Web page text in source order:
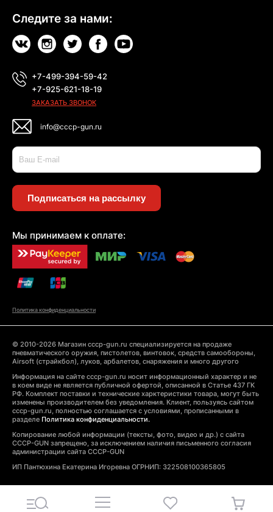
Следите за нами:
+7-499-394-59-42
+7-925-621-18-19
ЗАКАЗАТЬ ЗВОНОК
info@cccp-gun.ru
Подписаться на рассылку
Мы принимаем к оплате:
Политика конфиденциальности
© 2010-2026 Магазин cccp-gun.ru специализируется на продаже
пневматического оружия, пистолетов, винтовок, средств самообороны,
Airsoft (страйкбол), луков, арбалетов, снаряжения и много другого
Информация на сайте cccp-gun.ru носит информационный характер и не
в коем виде не является публичной офертой, описанной в Статье 437 ГК
РФ. Комплект поставки и технические харктеристики товара, могут быть
изменены производителем без уведомления. Клиент, пользуясь сайтом
cccp-gun.ru, полностью соглашается с условиями, прописанными в
разделе Политика конфиденциальности.
Копирование любой информации (тексты, фото, видео и др.) с сайта
CCCP-GUN запрещено, за исключением наличия письменного согласия
администрации сайта CCCP-GUN
ИП Пантюхина Екатерина Игоревна ОГРНИП: 322508100365805